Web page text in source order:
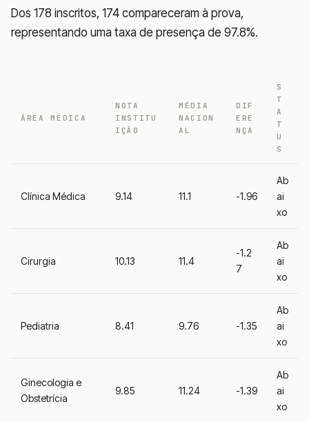
Dos 178 inscritos, 174 compareceram à prova,
representando uma taxa de presença de 97.8%.
ÁREA MÉDICA
NOTA
INSTITU
IÇÃO
MÉDIA
NACION
AL
DIF
ERE
NÇA
S
T
A
T
U
S
Clínica Médica 9.14 11.1 -1.96
Ab
ai
xo
Cirurgia 10.13 11.4
-1.2
7
Ab
ai
xo
Pediatria 8.41 9.76 -1.35
Ab
ai
xo
Ginecologia e
Obstetrícia
9.85 11.24 -1.39
Ab
ai
xo